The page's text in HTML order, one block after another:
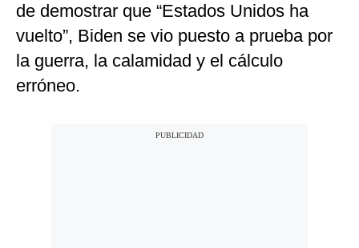
de demostrar que “Estados Unidos ha
vuelto”, Biden se vio puesto a prueba por
la guerra, la calamidad y el cálculo
erróneo.